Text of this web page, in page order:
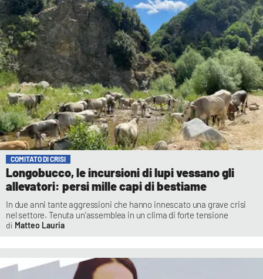
COMITATO DI CRISI
Longobucco, le incursioni di lupi vessano gli
allevatori: persi mille capi di bestiame
In due anni tante aggressioni che hanno innescato una grave crisi
nel settore. Tenuta un’assemblea in un clima di forte tensione
Matteo Lauria